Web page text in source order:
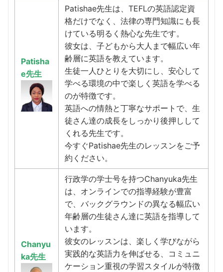
Patisha
e先生
Patishae先生は、TEFLの英語認定資
格だけでなく、法律の専門知識にも長
けている明るく熱心な先生です。
彼女は、子どもから大人まで幅広い年
齢層に英語を教えています。
生徒一人ひとりを大切にし、安心して
学べる環境の中で楽しく英語を学べる
のが特徴です。
英語への情熱と丁寧なサポートで、生
徒さん達の成長をしっかり後押しして
くれる先生です。
今すぐPatishae先生のレッスンをご予
約ください。
Chanyu
ka先生
行政学の学士号を持つChanyuka先生
は、オンラインでの指導経験が豊富
で、バックグラウンドの異なる幅広い
年齢層の生徒さん達に英語を指導して
います。
彼女のレッスンは、楽しく学びながら
実践的な英語力を伸ばせる、コミュニ
ケーション重視の学習スタイルが特徴